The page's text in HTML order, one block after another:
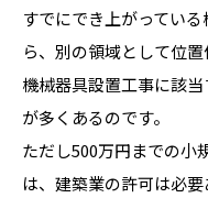
すでにでき上がってい
ら、別の領域として位置
機械器具設置工事に該
が多くあるのです。
ただし500万円までの小
は、建築業の許可は必要